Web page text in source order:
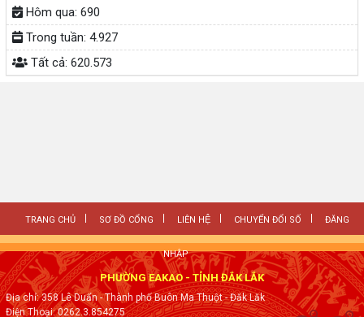
Hôm qua: 690
Trong tuần: 4.927
Tất cả: 620.573
TRANG CHỦ SƠ ĐỒ CỔNG LIÊN HỆ CHUYỂN ĐỔI SỐ ĐĂNG
NHẬP
PHƯỜNG EAKAO - TỈNH ĐẮK LẮK
Địa chỉ: 358 Lê Duẩn - Thành phố Buôn Ma Thuột - Đăk Lăk
Điện Thoại: 0262.3.854275